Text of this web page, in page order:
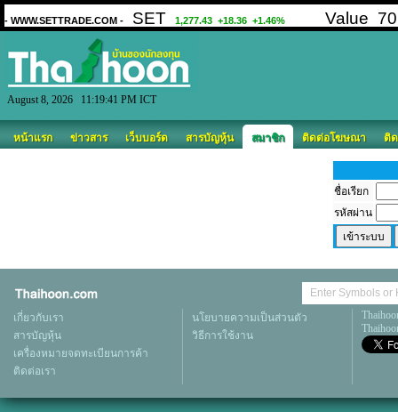
August 8, 2026 11:19:41 PM ICT
หน้าแรก ข่าวสาร เว็บบอร์ด สารบัญหุ้น สมาชิก ติดต่อโฆษณา ติ
ชื่อเรียก
รหัสผ่าน
เกี่ยวกับเรา
สารบัญหุ้น
เครื่องหมายจดทะเบียนการค้า
ติดต่อเรา
นโยบายความเป็นส่วนตัว
วิธีการใช้งาน